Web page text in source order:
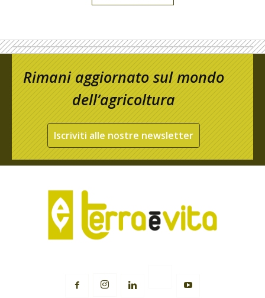
Rimani aggiornato sul mondo
dell’agricoltura
Iscriviti alle nostre newsletter